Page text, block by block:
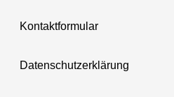
Kontaktformular
Datenschutzerklärung